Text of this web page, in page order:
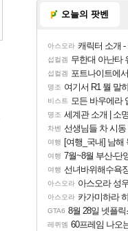
오늘의 팟벤
아스오라 캐릭터 소개
섭컬겜 무한대 아난타 유출과
섭컬겜 포트나이트에서 명일방주
명조 여기서 R1 뭘 말하는거고
비스트 모든 바우에라 업그레이드
명조 세계관 소개 | 소
차벤 선생님들 차 시동 끌
여행 [여행_국내] 남해
여행 7월~8월 부산-단양-충
여행 선녀바위해수욕
아스오라 아스오라 성우
아스오라 카가미하라 하루 성
GTA6 8월 28일 넷플릭스에
레퀴엠 60프레임 나오